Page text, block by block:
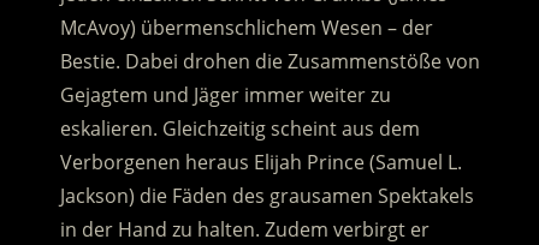
McAvoy) übermenschlichem Wesen – der
Bestie. Dabei drohen die Zusammenstöße von
Gejagtem und Jäger immer weiter zu
eskalieren. Gleichzeitig scheint aus dem
Verborgenen heraus Elijah Prince (Samuel L.
Jackson) die Fäden des grausamen Spektakels
in der Hand zu halten. Zudem verbirgt er